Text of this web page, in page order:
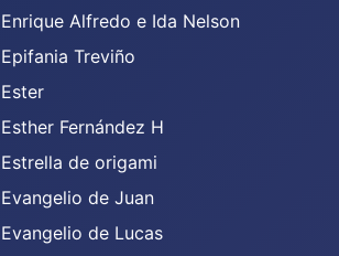
Enrique Alfredo e Ida Nelson
Epifania Treviño
Ester
Esther Fernández H
Estrella de origami
Evangelio de Juan
Evangelio de Lucas